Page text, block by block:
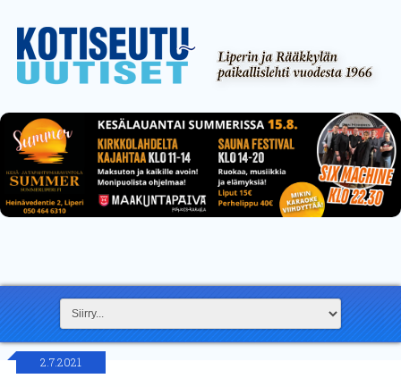
2.7.2021